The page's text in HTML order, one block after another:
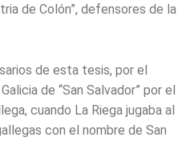
de Colón”, defensores de la
de esta tesis, por el
de “San Salvador” por el
cuando La Riega jugaba al
con el nombre de San